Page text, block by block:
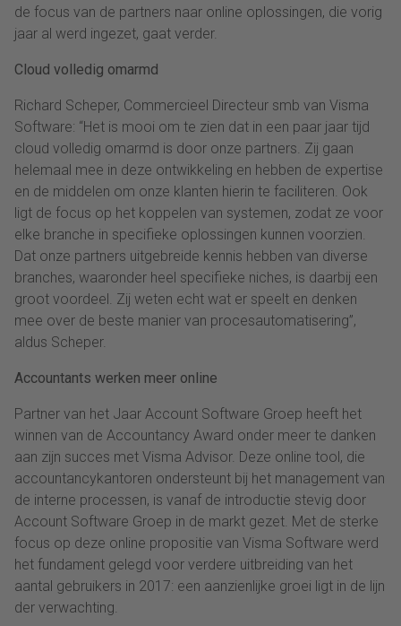
de focus van de partners naar online oplossingen, die vorig
jaar al werd ingezet, gaat verder.
Cloud volledig omarmd
Richard Scheper, Commercieel Directeur smb van Visma
Software: “Het is mooi om te zien dat in een paar jaar tijd
cloud volledig omarmd is door onze partners. Zij gaan
helemaal mee in deze ontwikkeling en hebben de expertise
en de middelen om onze klanten hierin te faciliteren. Ook
ligt de focus op het koppelen van systemen, zodat ze voor
elke branche in specifieke oplossingen kunnen voorzien.
Dat onze partners uitgebreide kennis hebben van diverse
branches, waaronder heel specifieke niches, is daarbij een
groot voordeel. Zij weten echt wat er speelt en denken
mee over de beste manier van procesautomatisering”,
aldus Scheper.
Accountants werken meer online
Partner van het Jaar Account Software Groep heeft het
winnen van de Accountancy Award onder meer te danken
aan zijn succes met Visma Advisor. Deze online tool, die
accountancykantoren ondersteunt bij het management van
de interne processen, is vanaf de introductie stevig door
Account Software Groep in de markt gezet. Met de sterke
focus op deze online propositie van Visma Software werd
het fundament gelegd voor verdere uitbreiding van het
aantal gebruikers in 2017: een aanzienlijke groei ligt in de lijn
der verwachting.